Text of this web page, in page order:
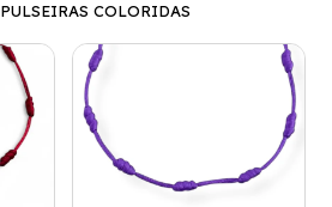
PULSEIRAS COLORIDAS